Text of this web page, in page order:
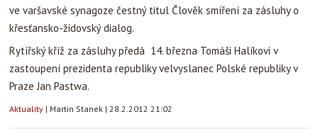
ve varšavské synagoze čestný titul Člověk smíření za zásluhy o
křesťansko-židovský dialog.
Rytířský kříž za zásluhy předá 14. března Tomáši Halíkovi v
zastoupení prezidenta republiky velvyslanec Polské republiky v
Praze Jan Pastwa.
Aktuality | Martin Stanek | 28.2.2012 21:02